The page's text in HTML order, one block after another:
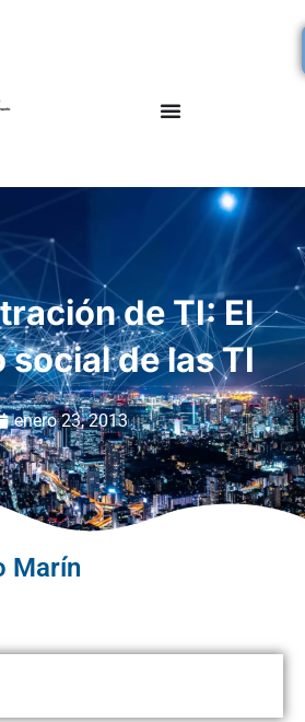
de TI: El
de las TI
enero 23, 2013
Marín